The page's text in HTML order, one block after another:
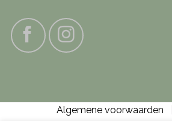
Algemene voorwaarden